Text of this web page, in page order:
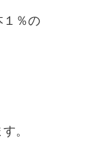
１％の
。